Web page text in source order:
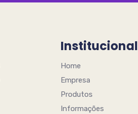
Institucional
Home
Empresa
Produtos
Informações